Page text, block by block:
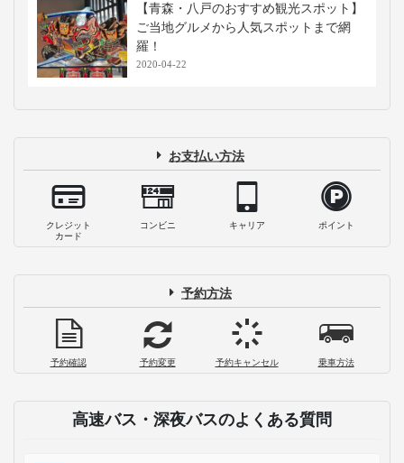
【青森・八戸のおすすめ観光スポット】
ご当地グルメから人気スポットまで網
羅！
2020-04-22
お支払い方法
クレジット
カード
コンビニ キャリア ポイント
予約方法
予約確認 予約変更 予約キャンセル 乗車方法
高速バス・深夜バスのよくある質問